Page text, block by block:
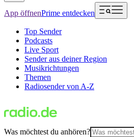
App öffnenPrime entdecken
Top Sender
Podcasts
Live Sport
Sender aus deiner Region
Musikrichtungen
Themen
Radiosender von A-Z
Was möchtest du anhören?